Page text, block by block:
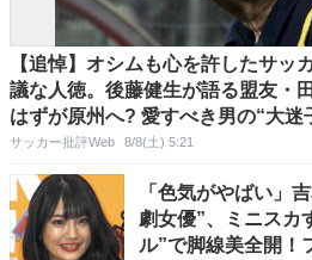
【追悼】オシムも心を許したサッ
議な人徳。後藤健生が語る盟友・
はずが原州へ? 愛すべき男の“大迷
サッカー批評Web 8/8(土) 5:21
「色気がやばい」
劇女優”、ミニスカ
ル”で脚線美全開！